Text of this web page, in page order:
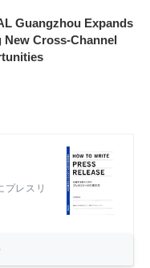
Guangzhou Expands
New Cross-Channel
プレスリ